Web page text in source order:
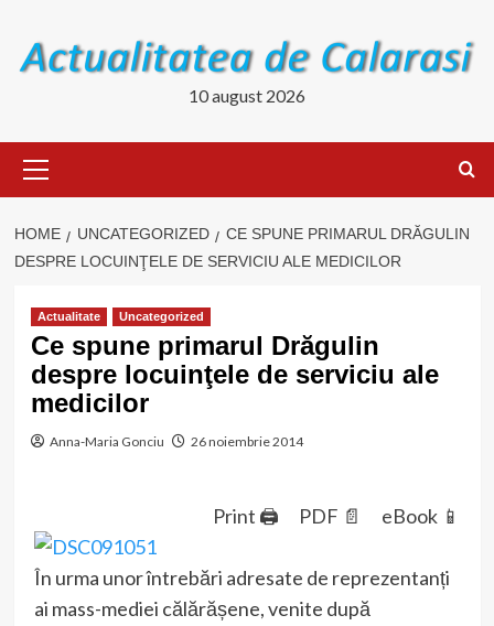
content
10 august 2026
Menu
HOME UNCATEGORIZED
CE SPUNE PRIMARUL DRĂGULIN
DESPRE LOCUINŢELE DE SERVICIU ALE MEDICILOR
Actualitate Uncategorized
Ce spune primarul Drăgulin
despre locuinţele de serviciu ale
medicilor
Anna-Maria Gonciu 26 noiembrie 2014
Print 🖨 PDF 📄 eBook 📱
În urma unor întrebări adresate de reprezentanți
ai mass-mediei călărășene, venite după